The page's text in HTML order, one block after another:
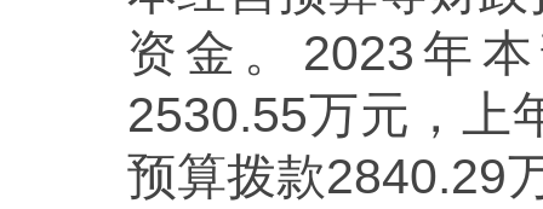
资金。2023年
2530.55万元，上
预算拨款2840.29